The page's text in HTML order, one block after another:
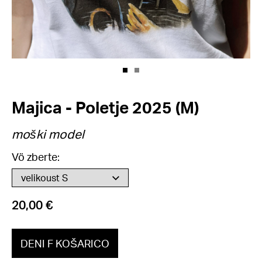
Majica - Poletje 2025 (M)
moški model
Vö zberte:
20,00 €